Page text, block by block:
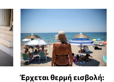
Έρχεται θερμή εισβολή: